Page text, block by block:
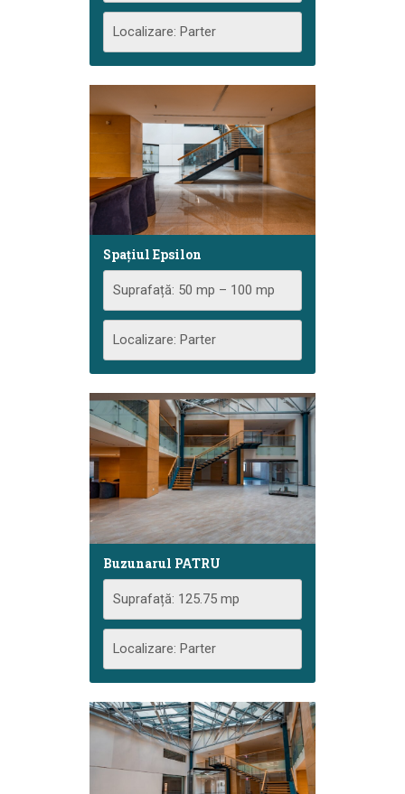
Localizare: Parter
Spațiul Epsilon
Suprafață: 50 mp – 100 mp
Localizare: Parter
Buzunarul PATRU
Suprafață: 125.75 mp
Localizare: Parter